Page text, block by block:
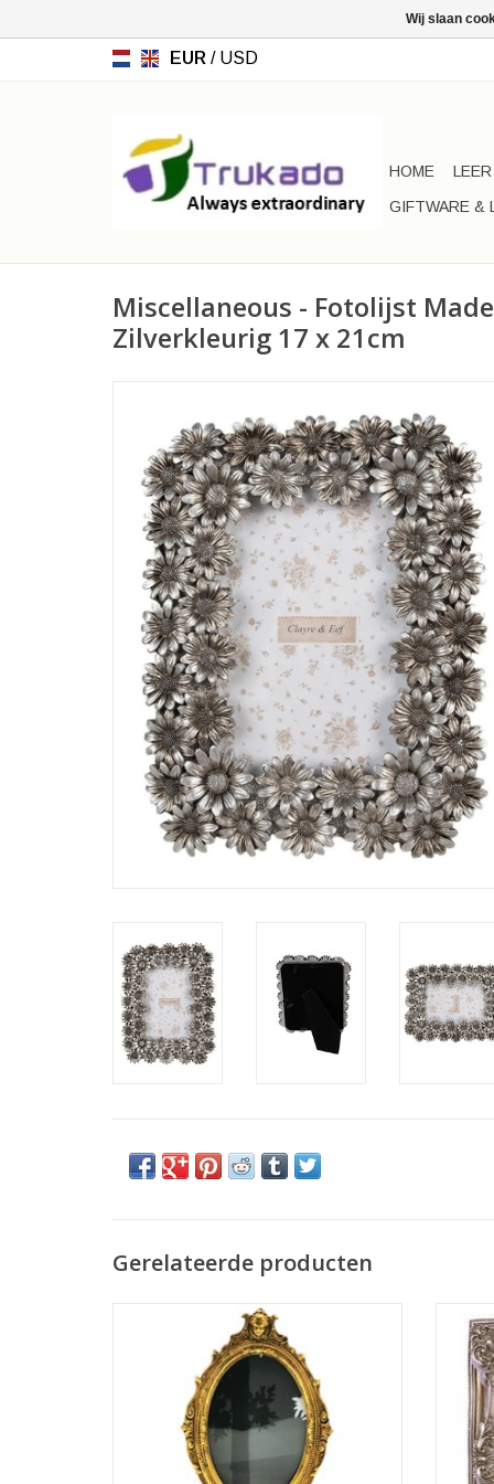
EUR / USD
HOME LEER
GIFTWARE &
Miscellaneous - Fotolijst
Zilverkleurig 17 x 21cm
Gerelateerde producten
Fotolijst Barok stijl Ovaal op voet
Afmetingen lijst: 26cm x 14cm x 9cm
Afmetingen ovaal fotokader: 14cm x 9cm
TOEVOEGEN AAN WINKELWAGEN
Geef
antiek
Wij slaan